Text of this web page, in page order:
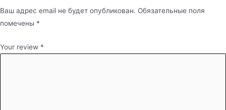
Ваш адрес email не будет опубликован. Обязательные поля
помечены *
Your review *